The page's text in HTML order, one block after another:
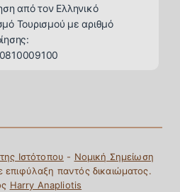
από τον Ελληνικό
Τουρισμού με αριθμό
Ιστότοπου - Νομική Σημείωση
παντός δικαιώματος.
Harry Anapliotis